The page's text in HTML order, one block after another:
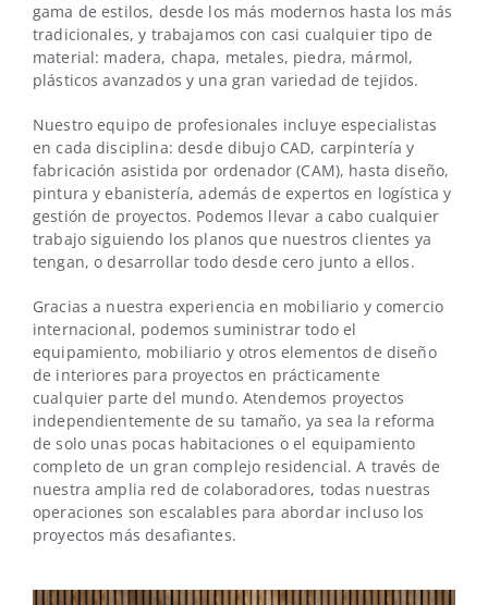
gama de estilos, desde los más modernos hasta los más
tradicionales, y trabajamos con casi cualquier tipo de
material: madera, chapa, metales, piedra, mármol,
plásticos avanzados y una gran variedad de tejidos.
Nuestro equipo de profesionales incluye especialistas
en cada disciplina: desde dibujo CAD, carpintería y
fabricación asistida por ordenador (CAM), hasta diseño,
pintura y ebanistería, además de expertos en logística y
gestión de proyectos. Podemos llevar a cabo cualquier
trabajo siguiendo los planos que nuestros clientes ya
tengan, o desarrollar todo desde cero junto a ellos.
Gracias a nuestra experiencia en mobiliario y comercio
internacional, podemos suministrar todo el
equipamiento, mobiliario y otros elementos de diseño
de interiores para proyectos en prácticamente
cualquier parte del mundo. Atendemos proyectos
independientemente de su tamaño, ya sea la reforma
de solo unas pocas habitaciones o el equipamiento
completo de un gran complejo residencial. A través de
nuestra amplia red de colaboradores, todas nuestras
operaciones son escalables para abordar incluso los
proyectos más desafiantes.